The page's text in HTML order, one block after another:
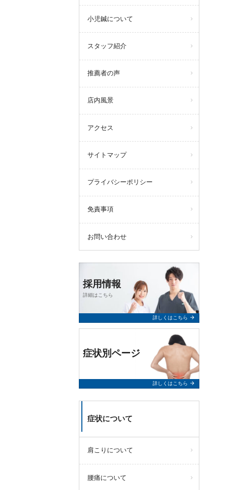
小児鍼について
スタッフ紹介
推薦者の声
店内風景
アクセス
サイトマップ
プライバシーポリシー
免責事項
お問い合わせ
採用情報
詳細はこちら
詳しくはこちら arrow_forward
症状別ページ
詳しくはこちら arrow_forward
症状について
肩こりについて
腰痛について